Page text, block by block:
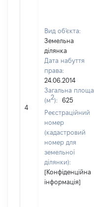
4
Вид об'єкта:
Земельна
ділянка
Дата набуття
права:
24.06.2014
Загальна площа
(м2):
625
Реєстраційний
номер
(кадастровий
номер для
земельної
ділянки):
[Конфіденційна
інформація]